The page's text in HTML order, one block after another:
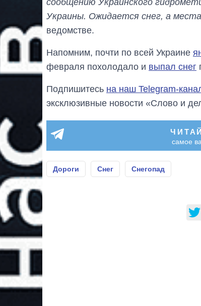
сообщению Украинского
Украины. Ожидается снег, а
ведомстве.
Напомним, почти по всей Украине
февраля похолодало и выпал снег
Подпишитесь на наш Telegram-
эксклюзивные новости «Слово и
самое
Дороги Снег Снегопад